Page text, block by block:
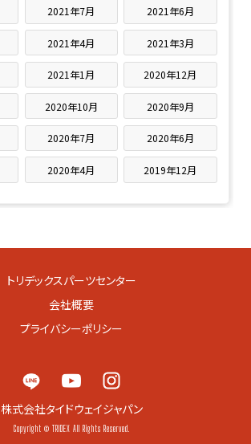
2021年7月 2021年6月
2021年4月 2021年3月
2021年1月 2020年12月
2020年10月 2020年9月
2020年7月 2020年6月
2020年4月 2019年12月
トリデックスパーツセンター
会社概要
プライバシーポリシー
株式会社タイドウェイジャパン
Copyright © TRIDEX All Rights Reserved.